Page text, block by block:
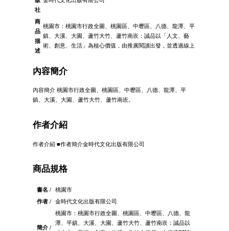
社
商
品
描
述
桃園市：桃園市行政全圖、桃園區、中壢區、八德、龍潭、平
鎮、大溪、大園、蘆竹大竹、蘆竹南崁：誠品以「人文、藝
術、創意、生活」為核心價值，由推廣閱讀出發，並透過線上
內容簡介
內容簡介 桃園市行政全圖、桃園區、中壢區、八德、龍潭、平
鎮、大溪、大園、蘆竹大竹、蘆竹南崁。
作者介紹
作者介紹 ■作者簡介金時代文化出版有限公司
商品規格
書名 /
桃園市
作者 /
金時代文化出版有限公司
簡介 /
桃園市：桃園市行政全圖、桃園區、中壢區、八德、龍
潭、平鎮、大溪、大園、蘆竹大竹、蘆竹南崁：誠品以